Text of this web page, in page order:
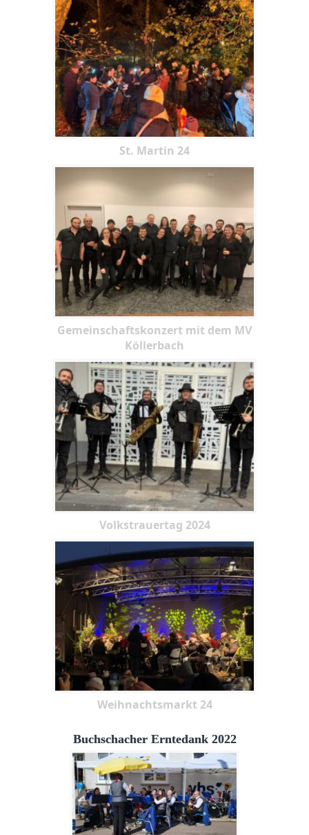
St. Martin 24
Gemeinschaftskonzert mit dem MV
Köllerbach
Volkstrauertag 2024
Weihnachtsmarkt 24
Buchschacher Erntedank 2022